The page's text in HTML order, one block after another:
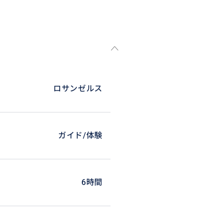
ロサンゼルス
ガイド/体験
6時間